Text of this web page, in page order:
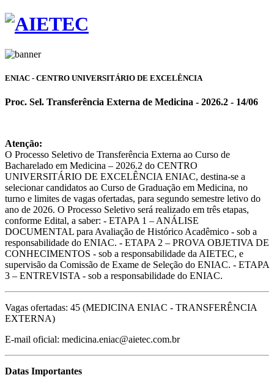
ENIAC - CENTRO UNIVERSITÁRIO DE EXCELÊNCIA
Proc. Sel. Transferência Externa de Medicina - 2026.2 - 14/06
Atenção:
O Processo Seletivo de Transferência Externa ao Curso de
Bacharelado em Medicina – 2026.2 do CENTRO
UNIVERSITÁRIO DE EXCELÊNCIA ENIAC, destina-se a
selecionar candidatos ao Curso de Graduação em Medicina, no
turno e limites de vagas ofertadas, para segundo semestre letivo do
ano de 2026. O Processo Seletivo será realizado em três etapas,
conforme Edital, a saber: - ETAPA 1 – ANÁLISE
DOCUMENTAL para Avaliação de Histórico Acadêmico - sob a
responsabilidade do ENIAC. - ETAPA 2 – PROVA OBJETIVA DE
CONHECIMENTOS - sob a responsabilidade da AIETEC, e
supervisão da Comissão de Exame de Seleção do ENIAC. - ETAPA
3 – ENTREVISTA - sob a responsabilidade do ENIAC.
Vagas ofertadas: 45 (MEDICINA ENIAC - TRANSFERÊNCIA
EXTERNA)
E-mail oficial: medicina.eniac@aietec.com.br
Datas Importantes